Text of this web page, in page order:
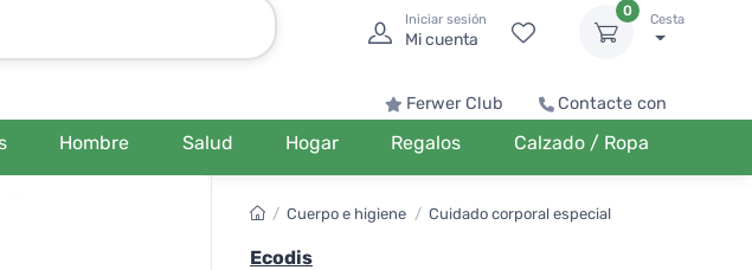
Iniciar sesión
Mi cuenta
0
Cesta
Ferwer Club Contacte con
Hombre Salud Hogar Regalos Calzado / Ropa
/ Cuerpo e higiene / Cuidado corporal especial
Ecodis